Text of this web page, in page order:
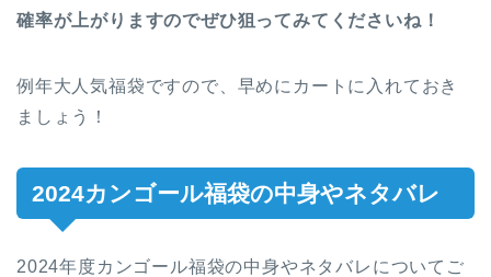
確率が上がりますのでぜひ狙ってみてくださいね！
例年大人気福袋ですので、早めにカートに入れておき
ましょう！
2024カンゴール福袋の中身やネタバレ
2024年度カンゴール福袋の中身やネタバレについてご